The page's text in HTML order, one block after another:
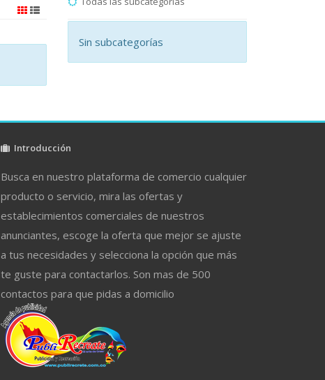
Sin subcategorías
Introducción
Busca en nuestro plataforma de comercio cualquier
producto o servicio, mira las ofertas y
establecimientos comerciales de nuestros
anunciantes, escoge la oferta que mejor se ajuste
a tus necesidades y selecciona la opción que más
te guste para contactarlos. Son mas de 500
contactos para que pidas a domicilio